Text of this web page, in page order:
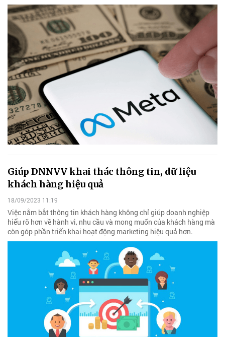
Giúp DNNVV khai thác thông tin, dữ liệu
khách hàng hiệu quả
18/09/2023 11:19
Việc nắm bắt thông tin khách hàng không chỉ giúp doanh nghiệp
hiểu rõ hơn về hành vi, nhu cầu và mong muốn của khách hàng mà
còn góp phần triển khai hoạt động marketing hiệu quả hơn.